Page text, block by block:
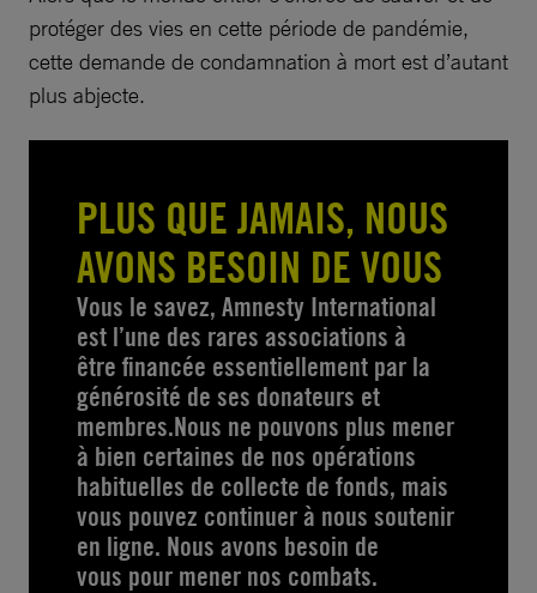
protéger des vies en cette période de pandémie,
cette demande de condamnation à mort est d’autant
plus abjecte.
PLUS QUE JAMAIS, NOUS
AVONS BESOIN DE VOUS
Vous le savez, Amnesty International
est l’une des rares associations à
être financée essentiellement par la
générosité de ses donateurs et
membres.Nous ne pouvons plus mener
à bien certaines de nos opérations
habituelles de collecte de fonds, mais
vous pouvez continuer à nous soutenir
en ligne. Nous avons besoin de
vous pour mener nos combats.